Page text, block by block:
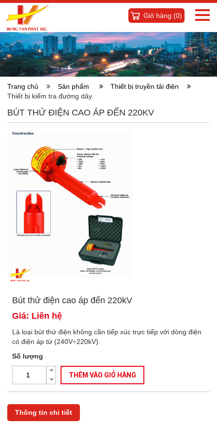
Giỏ hàng (0)
Trang chủ Sản phẩm
Thiết bị truyền tải điện
Thiết bị kiểm tra đường dây
BÚT THỬ ĐIỆN CAO ÁP ĐẾN 220KV
Bút thử điện cao áp đến 220kV
Giá: Liên hệ
Là loại bút thử điện không cần tiếp xúc trực tiếp với dòng điện
có điện áp từ (240V÷220kV).
Số lượng
THÊM VÀO GIỎ HÀNG
Thông tin chi tiết